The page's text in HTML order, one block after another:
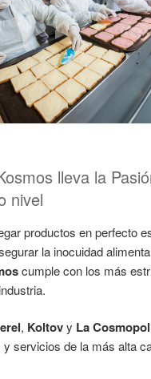
lleva la
nivel
productos en perfecto
la inocuidad
cumple con los más
, Koltovy La
servicios de la más alta